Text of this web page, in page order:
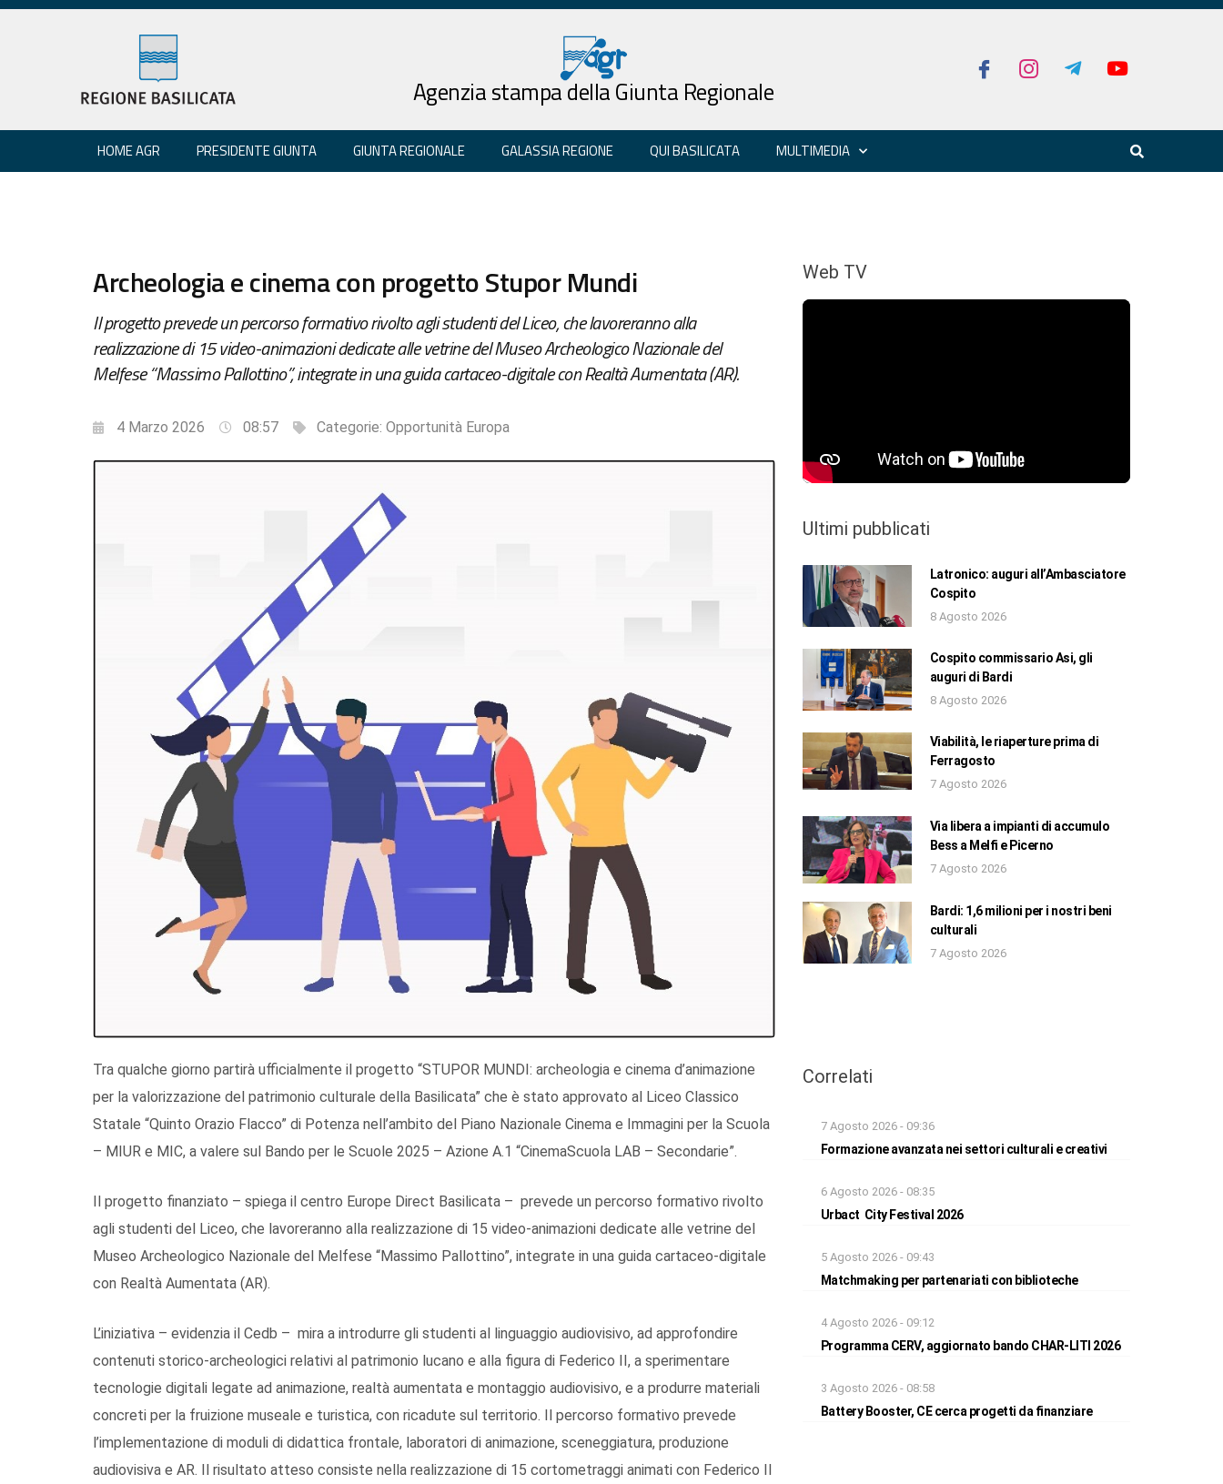
Agenzia stampa della Giunta Regionale
HOME AGR PRESIDENTE GIUNTA GIUNTA REGIONALE GALASSIA REGIONE QUI BASILICATA MULTIMEDIA
Archeologia e cinema con progetto Stupor Mundi
Il progetto prevede un percorso formativo rivolto agli studenti del Liceo, che lavoreranno alla
realizzazione di 15 video-animazioni dedicate alle vetrine del Museo Archeologico Nazionale del
Melfese “Massimo Pallottino”, integrate in una guida cartaceo-digitale con Realtà Aumentata (AR).
4 Marzo 2026 08:57 Categorie: Opportunità Europa
Tra qualche giorno partirà ufficialmente il progetto “STUPOR MUNDI: archeologia e cinema d’animazione
per la valorizzazione del patrimonio culturale della Basilicata” che è stato approvato al Liceo Classico
Statale “Quinto Orazio Flacco” di Potenza nell’ambito del Piano Nazionale Cinema e Immagini per la Scuola
– MIUR e MIC, a valere sul Bando per le Scuole 2025 – Azione A.1 “CinemaScuola LAB – Secondarie”.
Il progetto finanziato – spiega il centro Europe Direct Basilicata – prevede un percorso formativo rivolto
agli studenti del Liceo, che lavoreranno alla realizzazione di 15 video-animazioni dedicate alle vetrine del
Museo Archeologico Nazionale del Melfese “Massimo Pallottino”, integrate in una guida cartaceo-digitale
con Realtà Aumentata (AR).
L’iniziativa – evidenzia il Cedb – mira a introdurre gli studenti al linguaggio audiovisivo, ad approfondire
contenuti storico-archeologici relativi al patrimonio lucano e alla figura di Federico II, a sperimentare
tecnologie digitali legate ad animazione, realtà aumentata e montaggio audiovisivo, e a produrre materiali
concreti per la fruizione museale e turistica, con ricadute sul territorio. Il percorso formativo prevede
l’implementazione di moduli di didattica frontale, laboratori di animazione, sceneggiatura, produzione
audiovisiva e AR. Il risultato atteso consiste nella realizzazione di 15 cortometraggi animati con Federico II
Web TV
Ultimi pubblicati
Latronico: auguri all’Ambasciatore
Cospito
8 Agosto 2026
Cospito commissario Asi, gli
auguri di Bardi
8 Agosto 2026
Viabilità, le riaperture prima di
Ferragosto
7 Agosto 2026
Via libera a impianti di accumulo
Bess a Melfi e Picerno
7 Agosto 2026
Bardi: 1,6 milioni per i nostri beni
culturali
7 Agosto 2026
Correlati
7 Agosto 2026 - 09:36
Formazione avanzata nei settori culturali e creativi
6 Agosto 2026 - 08:35
Urbact City Festival 2026
5 Agosto 2026 - 09:43
Matchmaking per partenariati con biblioteche
4 Agosto 2026 - 09:12
Programma CERV, aggiornato bando CHAR-LITI 2026
3 Agosto 2026 - 08:58
Battery Booster, CE cerca progetti da finanziare